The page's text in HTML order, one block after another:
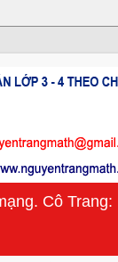
Cô Trang: